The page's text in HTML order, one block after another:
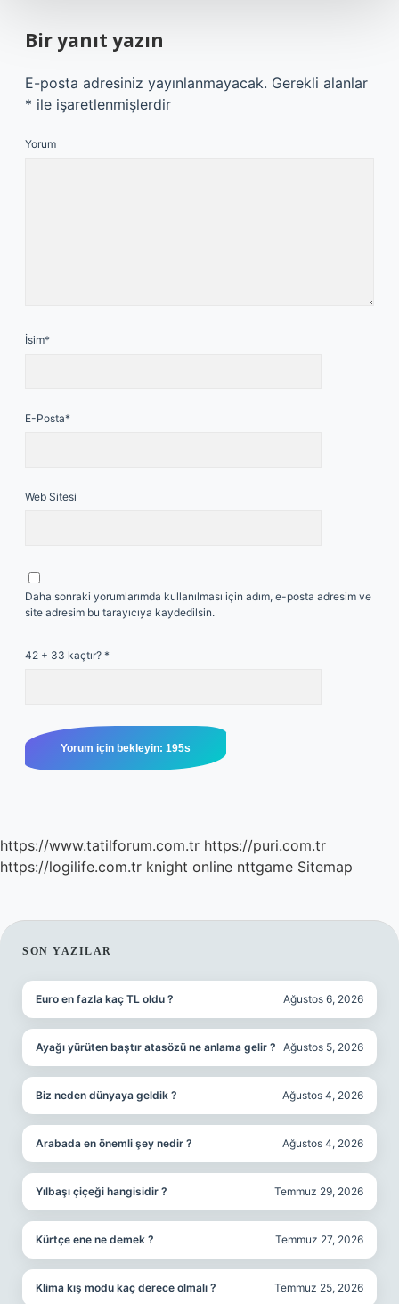
Bir yanıt yazın
E-posta adresiniz yayınlanmayacak. Gerekli alanlar
* ile işaretlenmişlerdir
Yorum
İsim*
E-Posta*
Web Sitesi
Daha sonraki yorumlarımda kullanılması için adım, e-posta adresim ve
site adresim bu tarayıcıya kaydedilsin.
42 + 33 kaçtır? *
https://www.tatilforum.com.tr https://puri.com.tr
https://logilife.com.tr knight online nttgame Sitemap
SIDEBAR
SON YAZILAR
Euro en fazla kaç TL oldu ? Ağustos 6, 2026
Ayağı yürüten baştır atasözü ne anlama gelir ? Ağustos 5, 2026
Biz neden dünyaya geldik ? Ağustos 4, 2026
Arabada en önemli şey nedir ? Ağustos 4, 2026
Yılbaşı çiçeği hangisidir ? Temmuz 29, 2026
Kürtçe ene ne demek ? Temmuz 27, 2026
Klima kış modu kaç derece olmalı ? Temmuz 25, 2026